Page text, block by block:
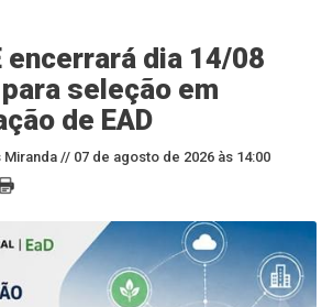
encerrará dia 14/08
seleção em
de EAD
Miranda // 07 de agosto de 2026 às 14:00